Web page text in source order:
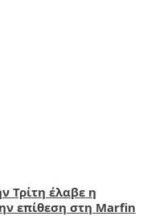
Τρίτη έλαβε η
επίθεση στη Marfin